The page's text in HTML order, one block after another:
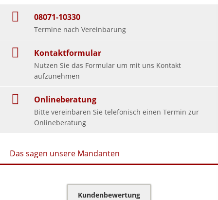
08071-10330
Termine nach Vereinbarung
Kontaktformular
Nutzen Sie das Formular um mit uns Kontakt
aufzunehmen
Onlineberatung
Bitte vereinbaren Sie telefonisch einen Termin zur
Onlineberatung
Das sagen unsere Mandanten
Kundenbewertung